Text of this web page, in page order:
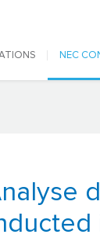
NEC